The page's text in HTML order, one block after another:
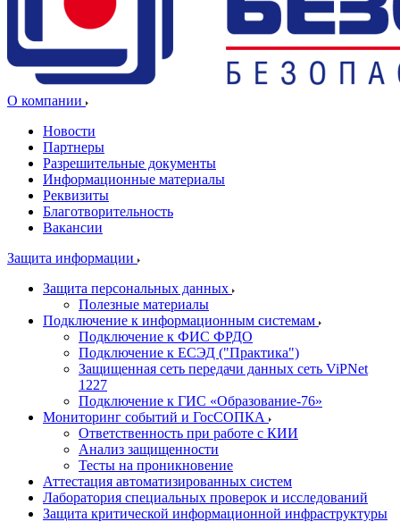
О компании
Новости
Партнеры
Разрешительные документы
Информационные материалы
Реквизиты
Благотворительность
Вакансии
Защита информации
Защита персональных данных
Полезные материалы
Подключение к информационным системам
Подключение к ФИС ФРДО
Подключение к ЕСЭД ("Практика")
Защищенная сеть передачи данных сеть ViPNet
1227
Подключение к ГИС «Образование-76»
Мониторинг событий и ГосСОПКА
Ответственность при работе с КИИ
Анализ защищенности
Тесты на проникновение
Аттестация автоматизированных систем
Лаборатория специальных проверок и исследований
Защита критической информационной инфраструктуры